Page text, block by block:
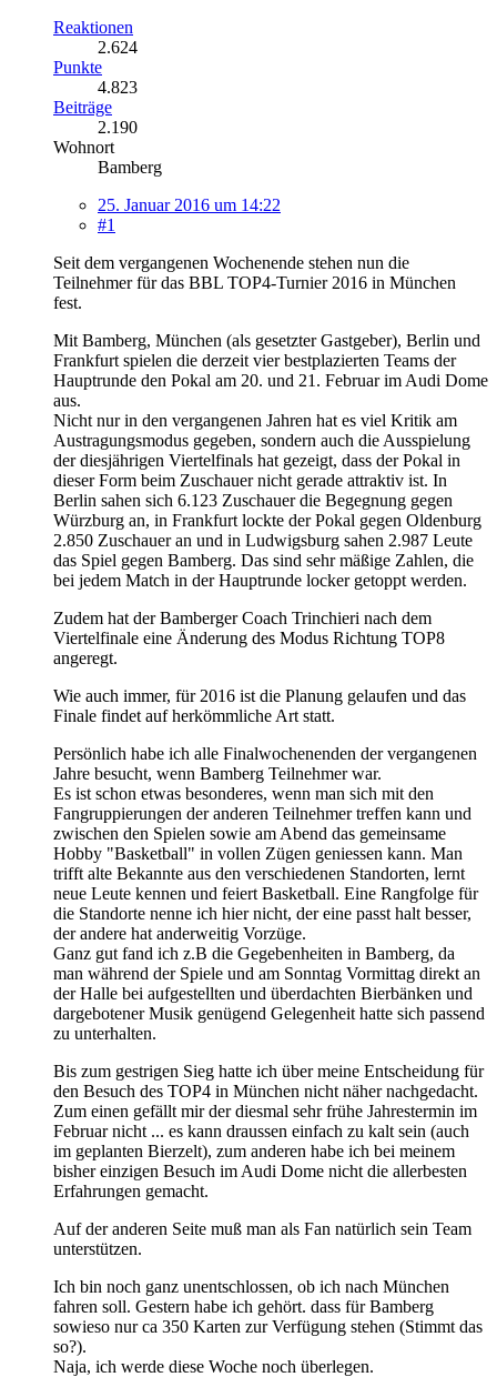
Reaktionen
2.624
Punkte
4.823
Beiträge
2.190
Wohnort
Bamberg
25. Januar 2016 um 14:22
#1
Seit dem vergangenen Wochenende stehen nun die
Teilnehmer für das BBL TOP4-Turnier 2016 in München
fest.
Mit Bamberg, München (als gesetzter Gastgeber), Berlin und
Frankfurt spielen die derzeit vier bestplazierten Teams der
Hauptrunde den Pokal am 20. und 21. Februar im Audi Dome
aus.
Nicht nur in den vergangenen Jahren hat es viel Kritik am
Austragungsmodus gegeben, sondern auch die Ausspielung
der diesjährigen Viertelfinals hat gezeigt, dass der Pokal in
dieser Form beim Zuschauer nicht gerade attraktiv ist. In
Berlin sahen sich 6.123 Zuschauer die Begegnung gegen
Würzburg an, in Frankfurt lockte der Pokal gegen Oldenburg
2.850 Zuschauer an und in Ludwigsburg sahen 2.987 Leute
das Spiel gegen Bamberg. Das sind sehr mäßige Zahlen, die
bei jedem Match in der Hauptrunde locker getoppt werden.
Zudem hat der Bamberger Coach Trinchieri nach dem
Viertelfinale eine Änderung des Modus Richtung TOP8
angeregt.
Wie auch immer, für 2016 ist die Planung gelaufen und das
Finale findet auf herkömmliche Art statt.
Persönlich habe ich alle Finalwochenenden der vergangenen
Jahre besucht, wenn Bamberg Teilnehmer war.
Es ist schon etwas besonderes, wenn man sich mit den
Fangruppierungen der anderen Teilnehmer treffen kann und
zwischen den Spielen sowie am Abend das gemeinsame
Hobby "Basketball" in vollen Zügen geniessen kann. Man
trifft alte Bekannte aus den verschiedenen Standorten, lernt
neue Leute kennen und feiert Basketball. Eine Rangfolge für
die Standorte nenne ich hier nicht, der eine passt halt besser,
der andere hat anderweitig Vorzüge.
Ganz gut fand ich z.B die Gegebenheiten in Bamberg, da
man während der Spiele und am Sonntag Vormittag direkt an
der Halle bei aufgestellten und überdachten Bierbänken und
dargebotener Musik genügend Gelegenheit hatte sich passend
zu unterhalten.
Bis zum gestrigen Sieg hatte ich über meine Entscheidung für
den Besuch des TOP4 in München nicht näher nachgedacht.
Zum einen gefällt mir der diesmal sehr frühe Jahrestermin im
Februar nicht ... es kann draussen einfach zu kalt sein (auch
im geplanten Bierzelt), zum anderen habe ich bei meinem
bisher einzigen Besuch im Audi Dome nicht die allerbesten
Erfahrungen gemacht.
Auf der anderen Seite muß man als Fan natürlich sein Team
unterstützen.
Ich bin noch ganz unentschlossen, ob ich nach München
fahren soll. Gestern habe ich gehört. dass für Bamberg
sowieso nur ca 350 Karten zur Verfügung stehen (Stimmt das
so?).
Naja, ich werde diese Woche noch überlegen.